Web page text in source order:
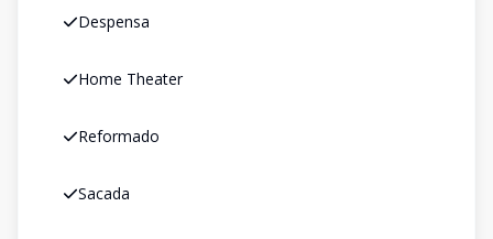
Despensa
Home Theater
Reformado
Sacada